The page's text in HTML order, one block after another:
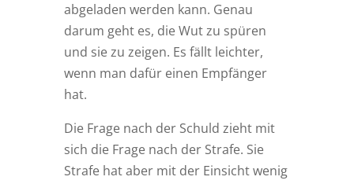
abgeladen werden kann. Genau
darum geht es, die Wut zu spüren
und sie zu zeigen. Es fällt leichter,
wenn man dafür einen Empfänger
hat.
Die Frage nach der Schuld zieht mit
sich die Frage nach der Strafe. Sie
Strafe hat aber mit der Einsicht wenig